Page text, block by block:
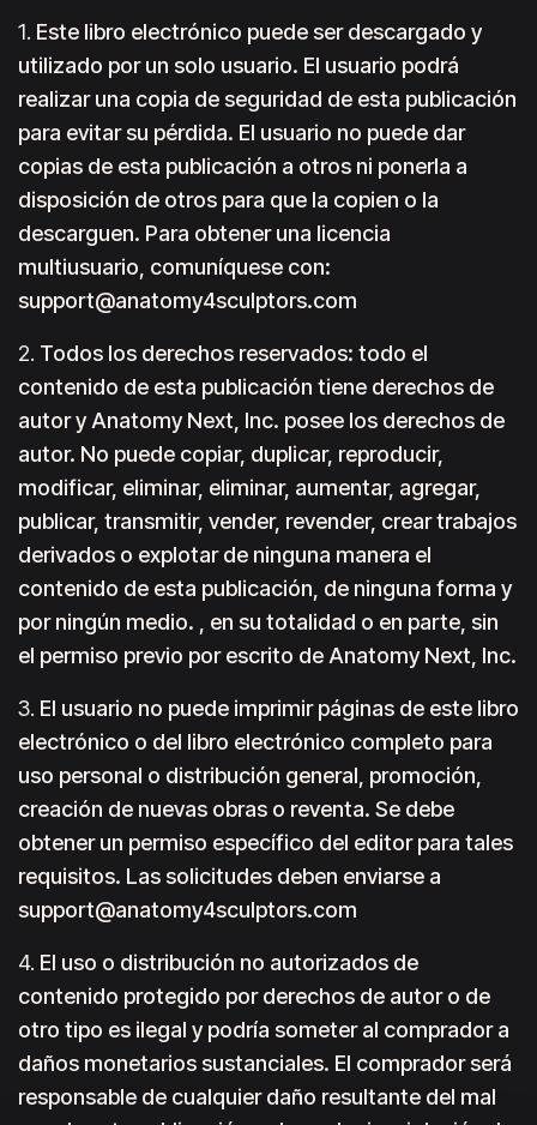
1. Este libro electrónico puede ser descargado y
utilizado por un solo usuario. El usuario podrá
realizar una copia de seguridad de esta publicación
para evitar su pérdida. El usuario no puede dar
copias de esta publicación a otros ni ponerla a
disposición de otros para que la copien o la
descarguen. Para obtener una licencia
multiusuario, comuníquese con:
support@anatomy4sculptors.com
2. Todos los derechos reservados: todo el
contenido de esta publicación tiene derechos de
autor y Anatomy Next, Inc. posee los derechos de
autor. No puede copiar, duplicar, reproducir,
modificar, eliminar, eliminar, aumentar, agregar,
publicar, transmitir, vender, revender, crear trabajos
derivados o explotar de ninguna manera el
contenido de esta publicación, de ninguna forma y
por ningún medio. , en su totalidad o en parte, sin
el permiso previo por escrito de Anatomy Next, Inc.
3. El usuario no puede imprimir páginas de este libro
electrónico o del libro electrónico completo para
uso personal o distribución general, promoción,
creación de nuevas obras o reventa. Se debe
obtener un permiso específico del editor para tales
requisitos. Las solicitudes deben enviarse a
support@anatomy4sculptors.com
4. El uso o distribución no autorizados de
contenido protegido por derechos de autor o de
otro tipo es ilegal y podría someter al comprador a
daños monetarios sustanciales. El comprador será
responsable de cualquier daño resultante del mal